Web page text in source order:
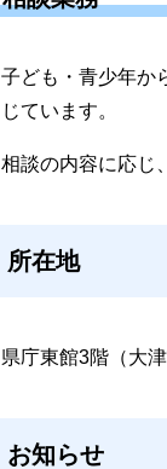
子ども・青少年か
じています。
相談の内容に応じ
所在地
県庁東館3階（大
お知らせ